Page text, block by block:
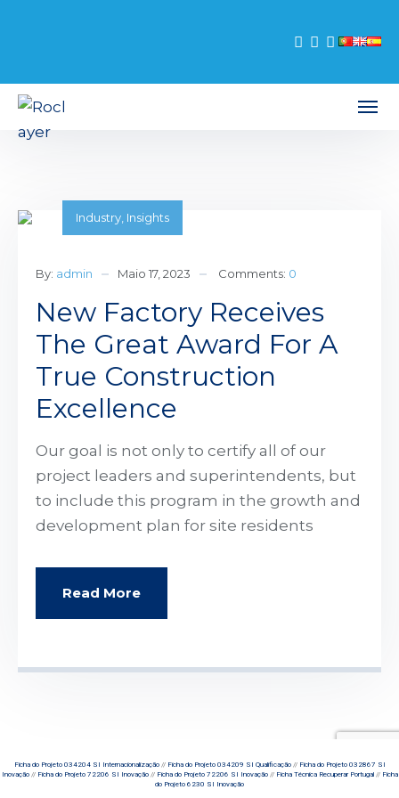
Industry Insights
By: admin Maio 17, 2023 Comments: 0
New Factory Receives
The Great Award For A
True Construction
Excellence
Our goal is not only to certify all of our
project leaders and superintendents, but
to include this program in the growth and
development plan for site residents
Read More
Ficha do Projeto 034204 SI Internacionalização// Ficha do Projeto 034209 SI Qualificação// Ficha do Projeto 032867 SI
Inovação// Ficha do Projeto 72206 SI Inovação// Ficha do Projeto 72206 SI Inovação// Ficha Técnica Recuperar Portugal// Ficha
do Projeto 6230 SI Inovação